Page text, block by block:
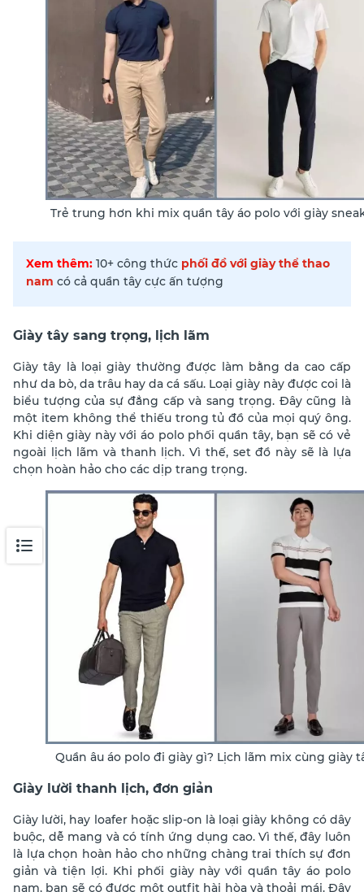
Trẻ trung hơn khi mix quần tây áo polo với giày
Xem thêm: 10+ công thức phối đồ với giày thể thao
nam có cả quần tây cực ấn tượng
Giày tây sang trọng, lịch lãm
Giày tây là loại giày thường được làm bằng da cao cấp
như da bò, da trâu hay da cá sấu. Loại giày này được coi là
biểu tượng của sự đẳng cấp và sang trọng. Đây cũng là
một item không thể thiếu trong tủ đồ của mọi quý ông.
Khi diện giày này với áo polo phối quần tây, bạn sẽ có vẻ
ngoài lịch lãm và thanh lịch. Vì thế, set đồ này sẽ là lựa
chọn hoàn hảo cho các dịp trang trọng.
Quần âu áo polo đi giày gì? Lịch lãm mix cùng giày
Giày lười thanh lịch, đơn giản
Giày lười, hay loafer hoặc slip-on là loại giày không có dây
buộc, dễ mang và có tính ứng dụng cao. Vì thế, đây luôn
là lựa chọn hoàn hảo cho những chàng trai thích sự đơn
giản và tiện lợi. Khi phối giày này với quần tây áo polo
nam, bạn sẽ có được một outfit hài hòa và thoải mái. Đây